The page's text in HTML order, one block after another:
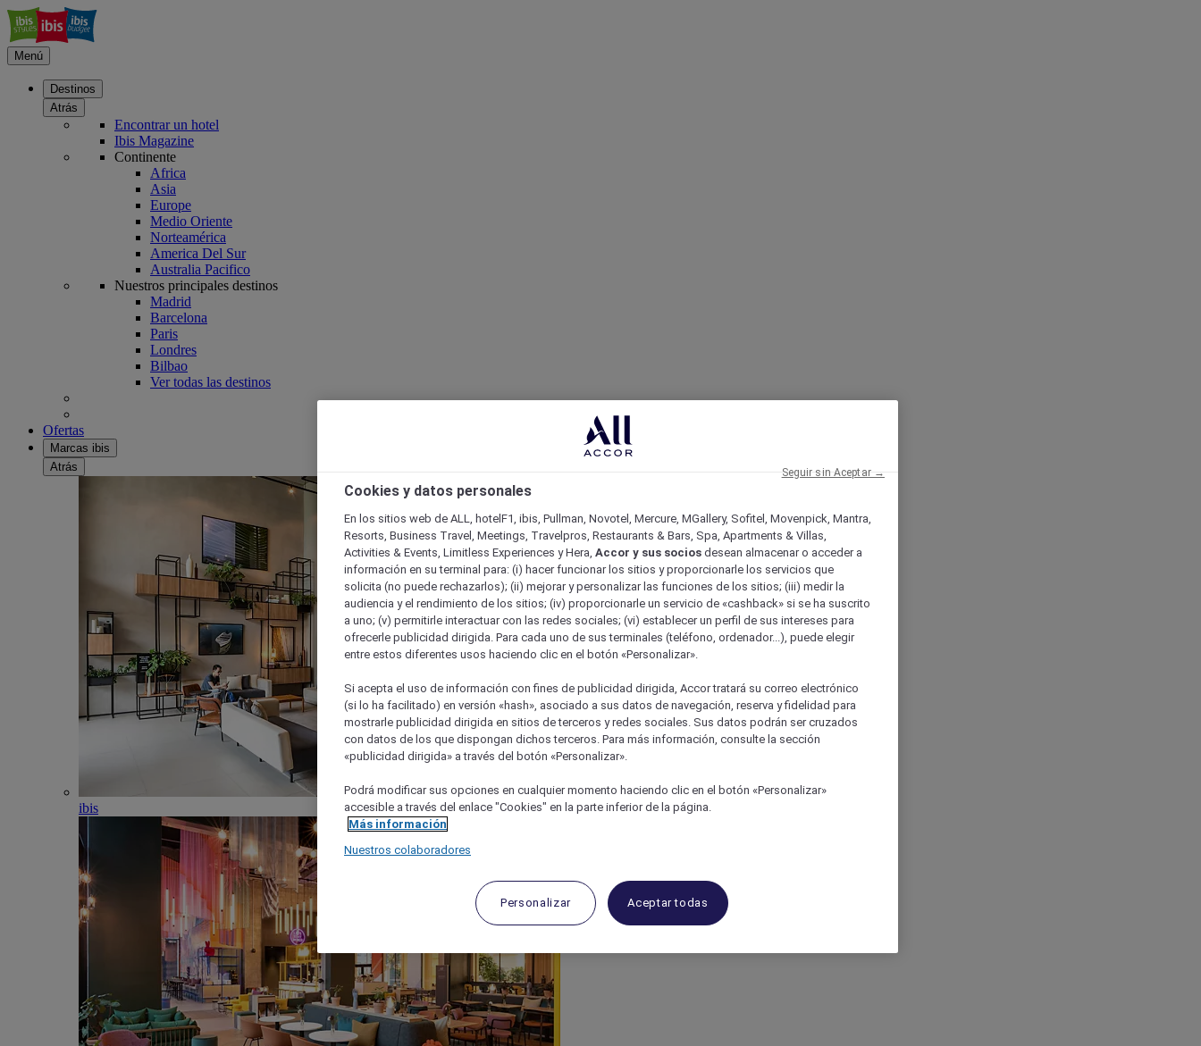
Menú
Destinos
Atrás
Encontrar un hotel
Ibis Magazine
Continente
Africa
Asia
Europe
Medio Oriente
Norteamérica
America Del Sur
Australia Pacifico
Nuestros principales destinos
Madrid
Barcelona
Paris
Londres
Bilbao
Ver todas las destinos
Ofertas
Marcas ibis
Atrás
ibis
Cookies y datos personales
En los sitios web de ALL, hotelF1, ibis, Pullman, Novotel, Mercure, MGallery, Sofitel, Movenpick, Mantra,
Resorts, Business Travel, Meetings, Travelpros, Restaurants & Bars, Spa, Apartments & Villas,
Activities & Events, Limitless Experiences y Hera, Accor y sus socios desean almacenar o acceder a
información en su terminal para: (i) hacer funcionar los sitios y proporcionarle los servicios que
solicita (no puede rechazarlos); (ii) mejorar y personalizar las funciones de los sitios; (iii) medir la
audiencia y el rendimiento de los sitios; (iv) proporcionarle un servicio de «cashback» si se ha suscrito
a uno; (v) permitirle interactuar con las redes sociales; (vi) establecer un perfil de sus intereses para
ofrecerle publicidad dirigida. Para cada uno de sus terminales (teléfono, ordenador...), puede elegir
entre estos diferentes usos haciendo clic en el botón «Personalizar».
Si acepta el uso de información con fines de publicidad dirigida, Accor tratará su correo electrónico
(si lo ha facilitado) en versión «hash», asociado a sus datos de navegación, reserva y fidelidad para
mostrarle publicidad dirigida en sitios de terceros y redes sociales. Sus datos podrán ser cruzados
con datos de los que dispongan dichos terceros. Para más información, consulte la sección
«publicidad dirigida» a través del botón «Personalizar».
Podrá modificar sus opciones en cualquier momento haciendo clic en el botón «Personalizar»
accesible a través del enlace "Cookies" en la parte inferior de la página.
Más información
Nuestros colaboradores
Personalizar Aceptar todas
Seguir sin Aceptar →